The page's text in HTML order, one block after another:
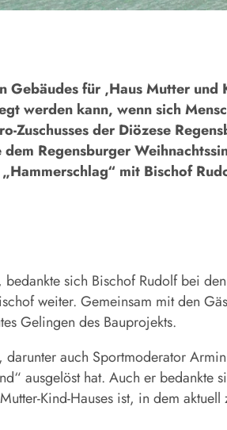
für ‚Haus Mutter und
werden kann, wenn sich
der Diözese
Regensburger
mit Bischof
sich Bischof Rudolf bei
weiter. Gemeinsam mit den
Gelingen des Bauprojekts.
auch Sportmoderator
ausgelöst hat. Auch er bedankte
Kind-Hauses ist, in dem